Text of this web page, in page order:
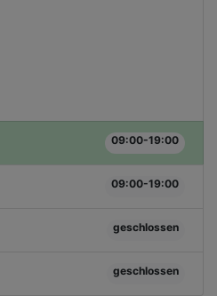
09:00-19:00
09:00-19:00
geschlossen
geschlossen